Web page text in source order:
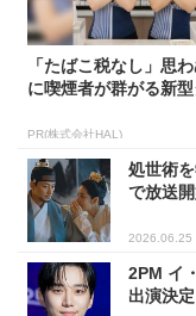
「たばこ税なし」思
に喫煙者が群がる新型
PR(株式会社HAL)
処世術
で放送
2026.06.25
2PM イ
出演決